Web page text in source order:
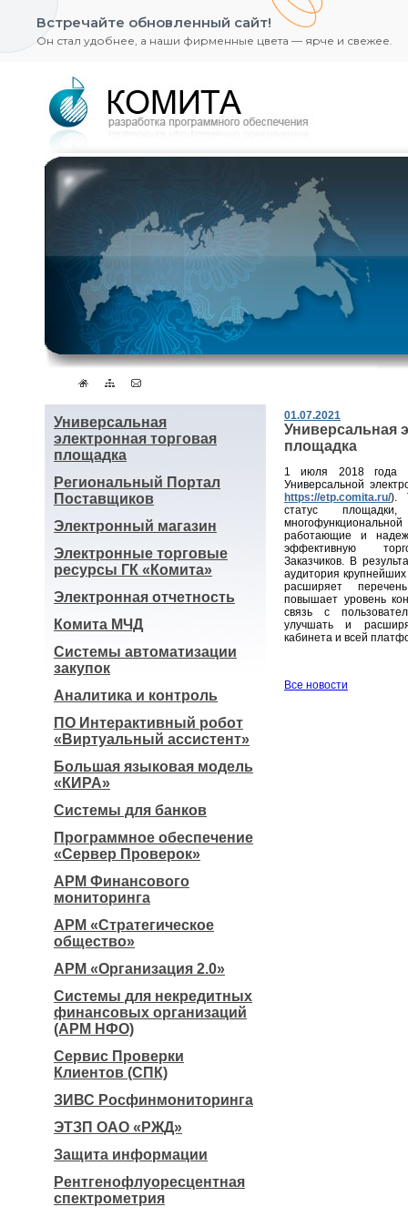
Встречайте обновленный сайт!
Он стал удобнее, а наши фирменные цвета — ярче и свежее.
Универсальная
электронная торговая
площадка
Региональный Портал
Поставщиков
Электронный магазин
Электронные торговые
ресурсы ГК «Комита»
Электронная отчетность
Комита МЧД
Системы автоматизации
закупок
Аналитика и контроль
ПО Интерактивный робот
«Виртуальный ассистент»
Большая языковая модель
«КИРА»
Системы для банков
Программное обеспечение
«Сервер Проверок»
АРМ Финансового
мониторинга
АРМ «Стратегическое
общество»
АРМ «Организация 2.0»
Системы для некредитных
финансовых организаций
(АРМ НФО)
Сервис Проверки
Клиентов (СПК)
ЗИВС Росфинмониторинга
ЭТЗП ОАО «РЖД»
Защита информации
Рентгенофлуоресцентная
спектрометрия
01.07.2021
Универсальная
площадка
1 июля 2018 года
Универсальной
https://etp.comita.ru/).
статус
работающие и
эффективную
Заказчиков. В
аудитория крупнейших
расширяет
повышает уровень
связь с
улучшать и
кабинета и всей
Все новости